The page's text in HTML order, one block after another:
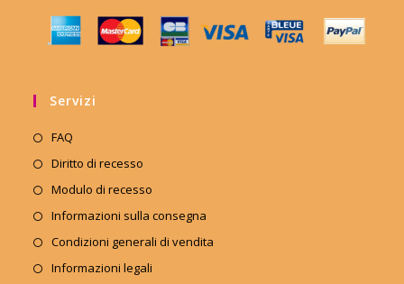
Servizi
FAQ
Diritto di recesso
Modulo di recesso
Informazioni sulla consegna
Condizioni generali di vendita
Informazioni legali